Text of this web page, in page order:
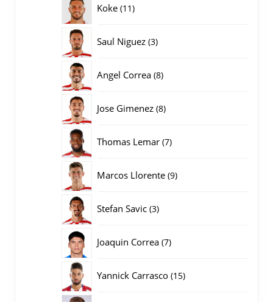
Koke 1111
Saul Niguez 33
Angel Correa 88
Jose Gimenez 88
Thomas Lemar 77
Marcos Llorente 99
Stefan Savic 33
Joaquin Correa 77
Yannick Carrasco 1515